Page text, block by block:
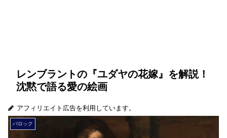
レンブラントの『ユダヤの花嫁』を解説！
沈黙で語る愛の絵画
アフィリエイト広告を利用しています。
バロック